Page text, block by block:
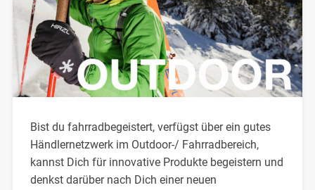
Bist du fahrradbegeistert, verfügst über ein gutes
Händlernetzwerk im Outdoor-/ Fahrradbereich,
kannst Dich für innovative Produkte begeistern und
denkst darüber nach Dich einer neuen